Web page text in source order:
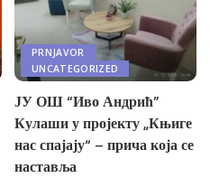
PRNJAVOR
UNCATEGORIZED
ЈУ ОШ “Иво Андрић”
Кулаши у пројекту „Књиге
нас спајају“ – прича која се
наставља